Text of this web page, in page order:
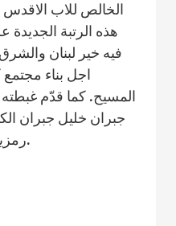
الخالص للاب
هذه الرتبة الجديدة
فيه خير لبنان
اجل بناء
المسيح. كما قدّم
جبران خليل جبران
رمزية باسم الكنيسة المارونية.